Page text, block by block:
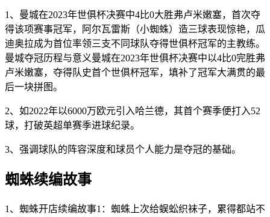
1、曼城在2023年世俱杯决赛中4比0大胜弗卢米嫩塞，首次夺
得该项赛事冠军，阿尔瓦雷斯（小蜘蛛）造三球表现惊艳，瓜
迪奥拉成为首位率领三支不同球队夺得世俱杯冠军的主教练。
曼城夺冠历程与意义曼城在2023年世俱杯决赛中以4比0完胜弗
卢米嫩塞，夺得队史首个世俱杯冠军，填补了冠军大满贯的最
后一块拼图。
2、如2022年以6000万欧元引入哈兰德，其首个赛季便打入52
球，打破英超单赛季进球纪录。
3、强调球队的阵容深度和球员个人能力是夺冠的基础。
蜘蛛续编故事
1、蜘蛛开店续编故事1：蜘蛛上次给蜈蚣织袜子，累得都站不